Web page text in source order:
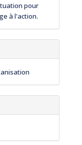
pour
à l'action.